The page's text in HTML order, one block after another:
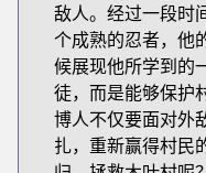
敌人。经过一段时
个成熟的忍者，他
候展现他所学到的
徒，而是能够保护
博人不仅要面对外
扎，重新赢得村民